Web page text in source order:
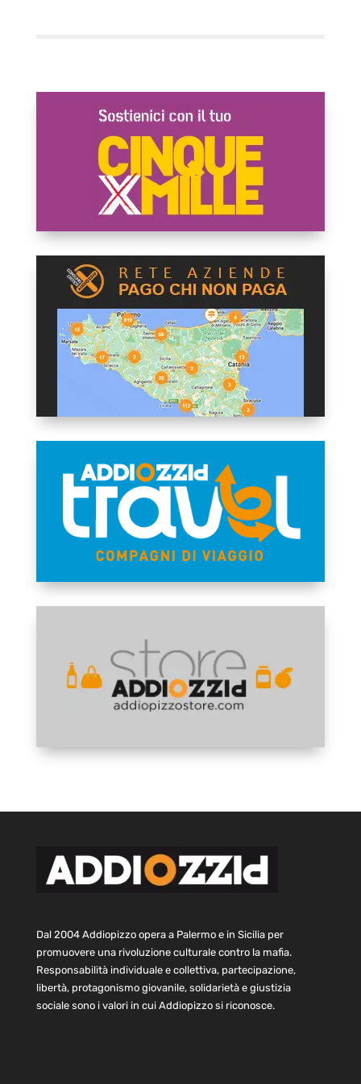
Dal 2004 Addiopizzo opera a Palermo e in Sicilia per
promuovere una rivoluzione culturale contro la mafia.
Responsabilità individuale e collettiva, partecipazione,
libertà, protagonismo giovanile, solidarietà e giustizia
sociale sono i valori in cui Addiopizzo si riconosce.